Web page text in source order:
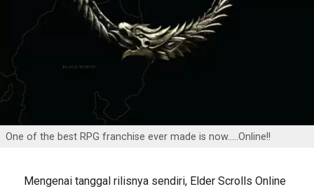
One of the best RPG franchise ever made is now.....Online!!
Mengenai tanggal rilisnya sendiri, Elder Scrolls Online